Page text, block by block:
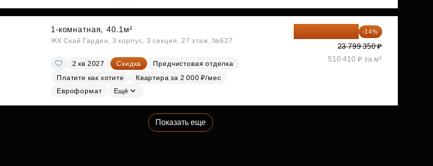
1-комнатная, 40.1м²
ЖК Скай Гарден, 3 корпус, 3 секция, 27 этаж, №627
2 кв 2027 Скидка
Предчистовая отделка
Платите как хотите
Квартира за 2 000 ₽/мес
Евроформат
Ещё
-14%
23 799 350 ₽
510 410 ₽ за м²
Показать еще